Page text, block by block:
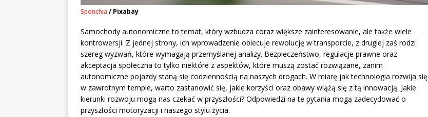
Sponchia / Pixabay
Samochody autonomiczne to temat, który wzbudza coraz większe zainteresowanie, ale także wiele
kontrowersji. Z jednej strony, ich wprowadzenie obiecuje rewolucję w transporcie, z drugiej zaś rodzi
szereg wyzwań, które wymagają przemyślanej analizy. Bezpieczeństwo, regulacje prawne oraz
akceptacja społeczna to tylko niektóre z aspektów, które muszą zostać rozwiązane, zanim
autonomiczne pojazdy staną się codziennością na naszych drogach. W miarę jak technologia rozwija się
w zawrotnym tempie, warto zastanowić się, jakie korzyści oraz obawy wiążą się z tą innowacją. Jakie
kierunki rozwoju mogą nas czekać w przyszłości? Odpowiedzi na te pytania mogą zadecydować o
przyszłości motoryzacji i naszego stylu życia.